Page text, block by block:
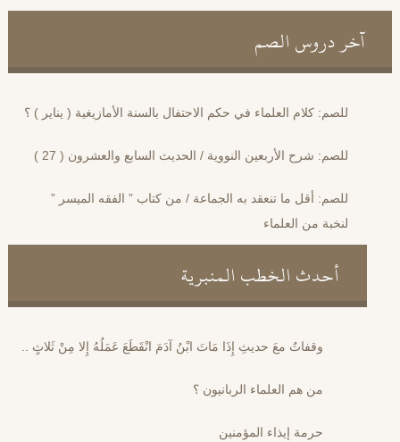
آخر دروس الصم
للصم: كلام العلماء في حكم الاحتفال بالسنة الأمازيغية ( يناير ) ؟
للصم: شرح الأربعين النووية / الحديث السابع والعشرون ( 27 )
للصم: أقل ما تنعقد به الجماعة / من كتاب ” الفقه الميسر ”
لنخبة من العلماء
أحدث الخطب المنبرية
وقفاتٌ معَ حديثِ إِذَا مَاتَ ابْنُ آدَمَ انْقَطَعَ عَمَلُهُ إِلا مِنْ ثَلاثٍ ..
من هم العلماء الربانيون ؟
حرمة إيذاء المؤمنين